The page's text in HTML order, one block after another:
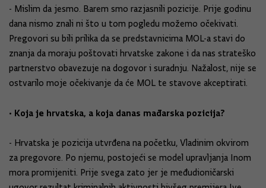
- Mislim da jesmo. Barem smo razjasnili pozicije. Prije godinu
dana nismo znali ni što u tom pogledu možemo očekivati.
Pregovori su bili prilika da se predstavnicima MOL-a stavi do
znanja da moraju poštovati hrvatske zakone i da nas strateško
partnerstvo obavezuje na dogovor i suradnju. Nažalost, nije se
ostvarilo moje očekivanje da će MOL te stavove akceptirati.
• Koja je hrvatska, a koja danas mađarska pozicija?
- Hrvatska je pozicija utvrđena na početku, Vladinim okvirom
za pregovore. Po njemu, postojeći se model upravljanja Inom
mora promijeniti. Prije svega zato jer je međudioničarski